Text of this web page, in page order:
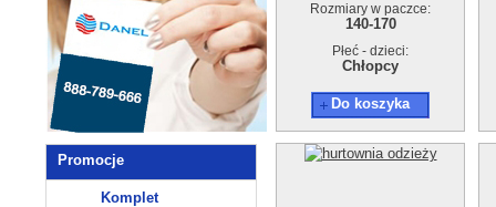
Promocje
Komplet
Komplety
Rozmiary w paczce:
140-170
Płeć - dzieci:
Chłopcy
Do koszyka